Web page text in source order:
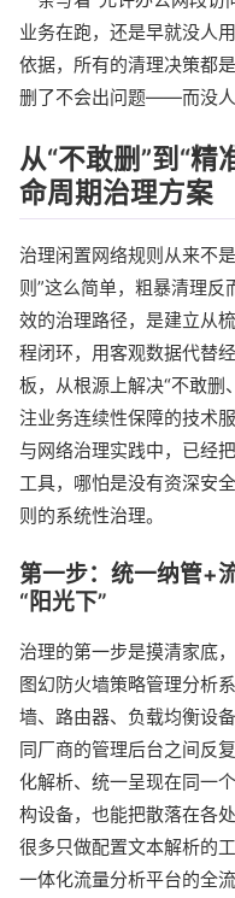
业务在跑，还是早就没人
依据，所有的清理决策都
删了不会出问题——而没人
从“不敢删”到“
命周期治理方案
治理闲置网络规则从来不
则”这么简单，粗暴清理
效的治理路径，是建立从
程闭环，用客观数据代替
板，从根源上解决“不敢删
注业务连续性保障的技术
与网络治理实践中，已经
工具，哪怕是没有资深安
则的系统性治理。
第一步：统一纳管+
“阳光下”
治理的第一步是摸清家底
图幻防火墙策略管理分析
墙、路由器、负载均衡设
同厂商的管理后台之间反
化解析、统一呈现在同一
构设备，也能把散落在各
很多只做配置文本解析的
一体化流量分析平台的全